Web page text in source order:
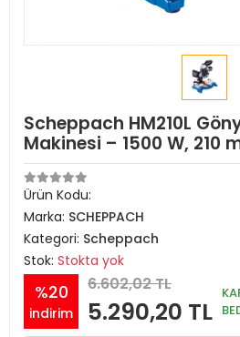
Scheppach HM210L
Makinesi – 1500 W, 210
Ürün Kodu:
Marka: SCHEPPACH
Kategori: Scheppach
Stok: Stokta yok
%20
indirim
6.602,02 TL
5.290,20 TL